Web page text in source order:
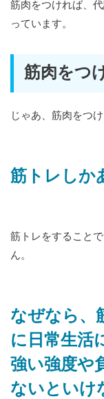
筋肉をつければ、
っています。
筋肉をつ
じゃあ、筋肉をつ
筋トレしか
筋トレをすること
ん。
なぜなら、
に日常生活
強い強度や
ないといけ